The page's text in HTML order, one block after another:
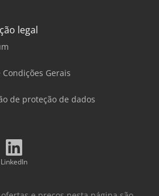
legal
Condições Gerais
de proteção de dados
LinkedIn